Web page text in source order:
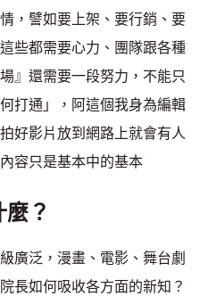
，譬如要上架、要行銷、要
些都需要心力、團隊跟各種
』還需要一段努力，不能只
打通」，阿這個我身為編輯
好影片放到網路上就會有人
容只是基本中的基本
？
廣泛，漫畫、電影、舞台劇
長如何吸收各方面的新知？